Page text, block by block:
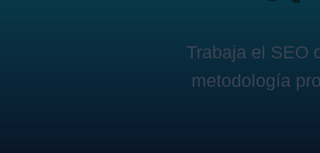
Trabaja el SEO
metodología